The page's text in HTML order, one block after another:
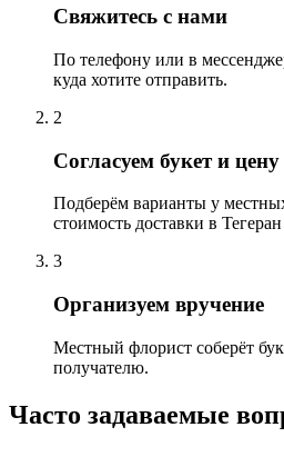
Свяжитесь с нами
По телефону или в
куда хотите отправить.
2
Согласуем букет и цену
Подберём варианты у
стоимость доставки в
3
Организуем вручение
Местный флорист соберёт
получателю.
Часто задаваемые